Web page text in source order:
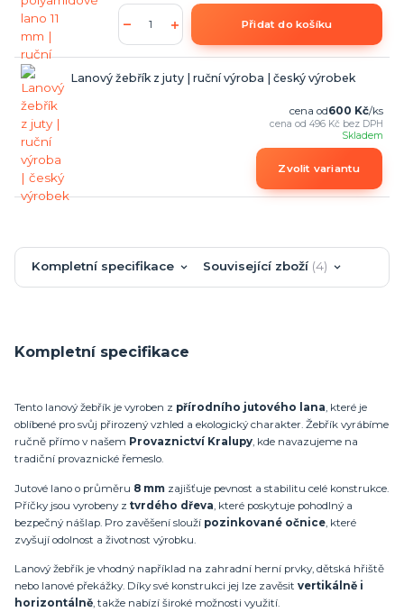
Přidat do košíku
Lanový žebřík z juty | ruční výroba | český výrobek
cena od600 Kč/ks
cena od 496 Kč bez DPH
Skladem
Zvolit variantu
Kompletní specifikace Související zboží 4
Kompletní specifikace
Tento lanový žebřík je vyroben z přírodního jutového lana, které je
oblíbené pro svůj přirozený vzhled a ekologický charakter. Žebřík vyrábíme
ručně přímo v našem Provaznictví Kralupy, kde navazujeme na
tradiční provaznické řemeslo.
Jutové lano o průměru 8 mm zajišťuje pevnost a stabilitu celé konstrukce.
Příčky jsou vyrobeny z tvrdého dřeva, které poskytuje pohodlný a
bezpečný nášlap. Pro zavěšení slouží pozinkované očnice, které
zvyšují odolnost a životnost výrobku.
Lanový žebřík je vhodný například na zahradní herní prvky, dětská hřiště
nebo lanové překážky. Díky své konstrukci jej lze zavěsit vertikálně i
horizontálně, takže nabízí široké možnosti využití.